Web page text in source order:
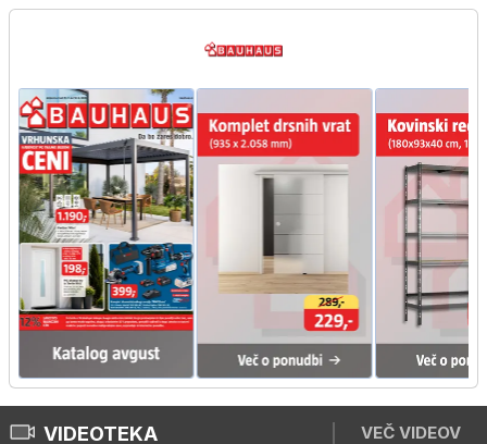
VIDEOTEKA VEČ VIDEOV